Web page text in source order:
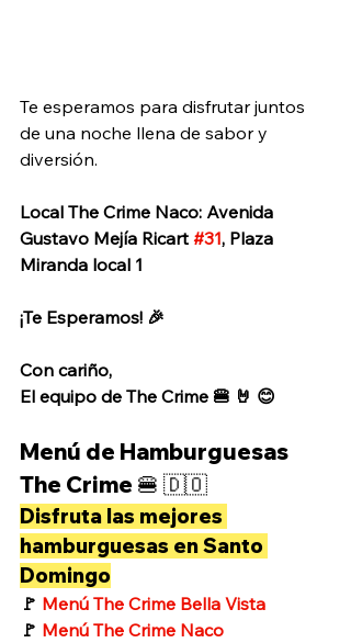
Te esperamos para disfrutar juntos
de una noche llena de sabor y
diversión.
Local The Crime Naco: Avenida
Gustavo Mejía Ricart #31, Plaza
Miranda local 1
¡Te Esperamos! 🎉
Con cariño,
El equipo de The Crime 🍔 🤘 😊
Menú de Hamburguesas
The Crime 🍔 🇩🇴
Disfruta las mejores
hamburguesas en Santo
Domingo
🚩 Menú The Crime Bella Vista
🚩 Menú The Crime Naco